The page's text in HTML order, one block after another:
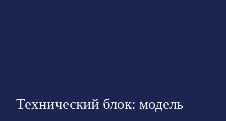
Технический блок: модель